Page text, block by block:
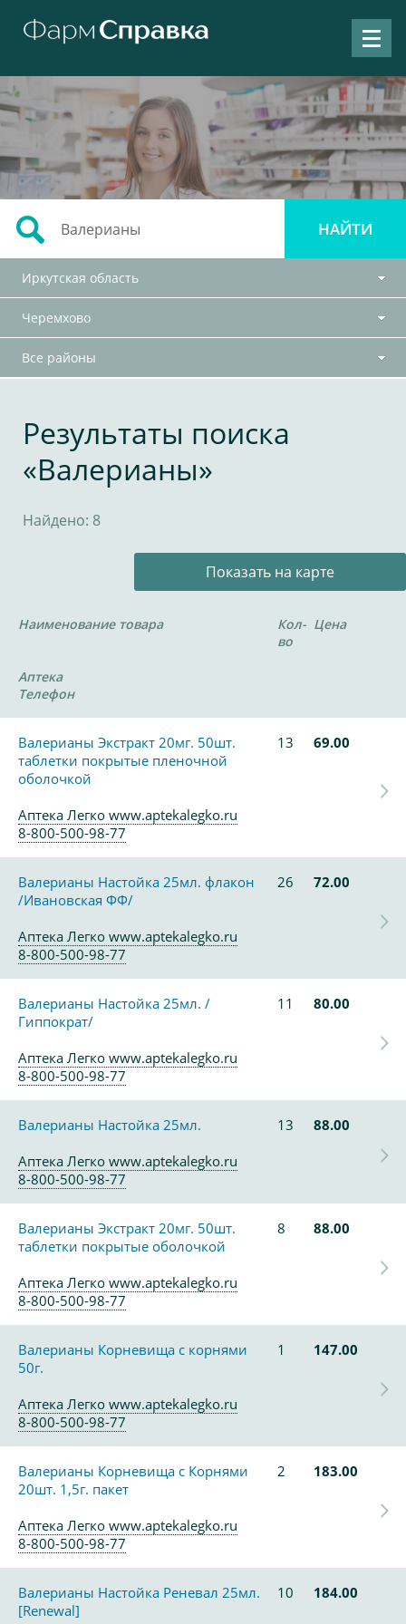
Иркутская область
Черемхово
Все районы
Результаты поиска
«Валерианы»
Найдено: 8
Показать на карте
Наименование товара
Кол-
во
Цена
Аптека
Телефон
Валерианы Экстракт 20мг. 50шт.
таблетки покрытые пленочной
оболочкой
13 69.00
Аптека Легко www.aptekalegko.ru
8-800-500-98-77
Валерианы Настойка 25мл. флакон
/Ивановская ФФ/
26 72.00
Аптека Легко www.aptekalegko.ru
8-800-500-98-77
Валерианы Настойка 25мл. /
Гиппократ/
11 80.00
Аптека Легко www.aptekalegko.ru
8-800-500-98-77
Валерианы Настойка 25мл. 13
88.00
Аптека Легко www.aptekalegko.ru
8-800-500-98-77
Валерианы Экстракт 20мг. 50шт.
таблетки покрытые оболочкой
8 88.00
Аптека Легко www.aptekalegko.ru
8-800-500-98-77
Валерианы Корневища с корнями
50г.
1 147.00
Аптека Легко www.aptekalegko.ru
8-800-500-98-77
Валерианы Корневища с Корнями
20шт. 1,5г. пакет
2 183.00
Аптека Легко www.aptekalegko.ru
8-800-500-98-77
Валерианы Настойка Реневал 25мл.
[Renewal]
10 184.00